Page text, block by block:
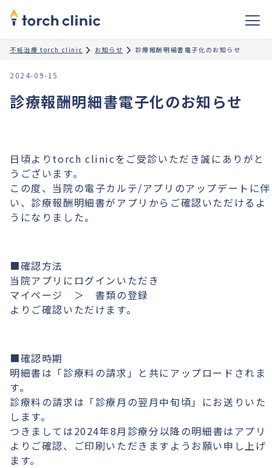
不妊治療 torch clinic お知らせ 診療報酬明細書電子化のお知らせ
2024-09-15
診療報酬明細書電子化のお知らせ
日頃よりtorch clinicをご受診いただき誠にありがと
うございます。
この度、当院の電子カルテ/アプリのアップデートに伴
い、診療報酬明細書がアプリからご確認いただけるよ
うになりました。
■確認方法
当院アプリにログインいただき
マイページ ＞ 書類の登録
よりご確認いただけます。
■確認時期
明細書は「診療料の請求」と共にアップロードされま
す。
診療料の請求は「診療月の翌月中旬頃」にお送りいた
します。
つきましては2024年8月診療分以降の明細書はアプリ
よりご確認、ご印刷いただきますようお願い申し上げ
ます。